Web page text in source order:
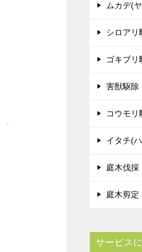
ムカデ(
シロアリ
ゴキブリ
害獣駆除
コウモリ
イタチ(
庭木伐採
庭木剪定
サービス